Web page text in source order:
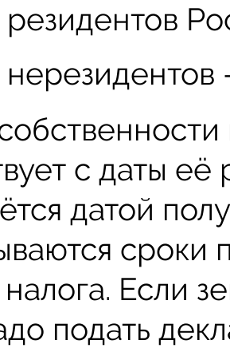
нерезидентов
с даты её
датой
сроки
Если
подать